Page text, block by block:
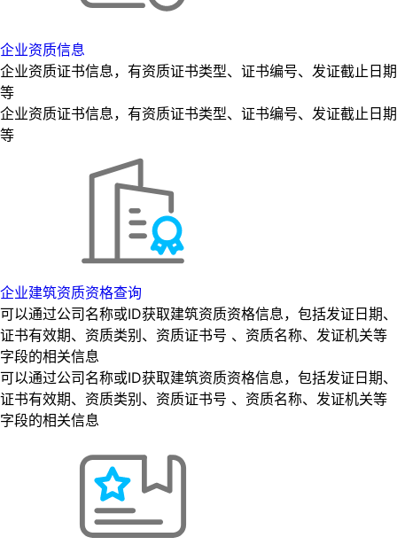
企业资质信息
企业资质证书信息，有资质证书类型、证书编号、发证截止日期
等
企业资质证书信息，有资质证书类型、证书编号、发证截止日期
等
企业建筑资质资格查询
可以通过公司名称或ID获取建筑资质资格信息，包括发证日期、
证书有效期、资质类别、资质证书号 、资质名称、发证机关等
字段的相关信息
可以通过公司名称或ID获取建筑资质资格信息，包括发证日期、
证书有效期、资质类别、资质证书号 、资质名称、发证机关等
字段的相关信息